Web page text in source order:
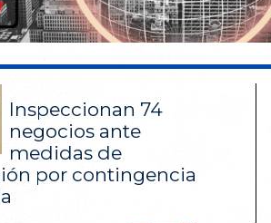
Inspeccionan 74
negocios ante
medidas de
por contingencia